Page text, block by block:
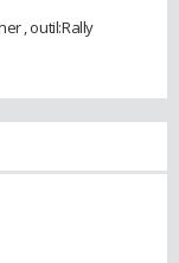
, outil:Rally